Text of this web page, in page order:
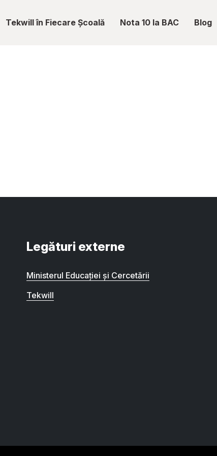
Tekwill în Fiecare Școală Nota 10 la BAC Blog
Legături externe
Ministerul Educației și Cercetării
Tekwill